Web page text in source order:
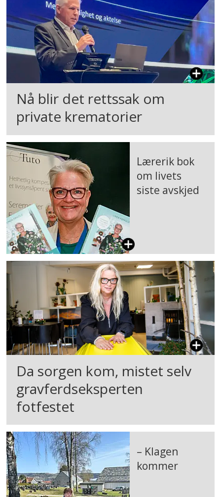
Nå blir det rettssak om
private krematorier
Lærerik bok
om livets
siste avskjed
Da sorgen kom, mistet selv
gravferdseksperten
fotfestet
– Klagen
kommer